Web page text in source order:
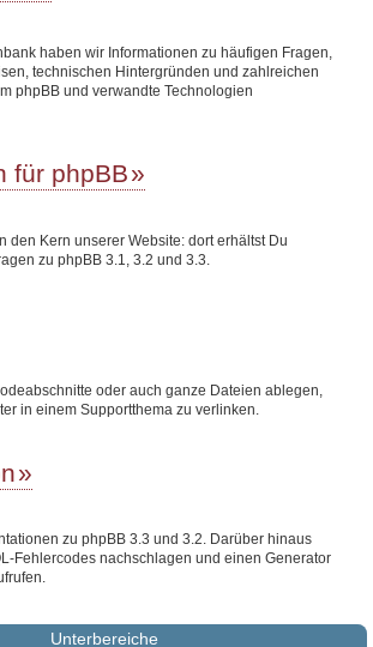
haben wir Informationen zu häufigen Fragen,
technischen Hintergründen und zahlreichen
phpBB und verwandte Technologien
für phpBB
den Kern unserer Website: dort erhältst Du
zu phpBB 3.1, 3.2 und 3.3.
oder auch ganze Dateien ablegen,
in einem Supportthema zu verlinken.
zu phpBB 3.3 und 3.2. Darüber hinaus
Fehlercodes nachschlagen und einen Generator
Unterbereiche